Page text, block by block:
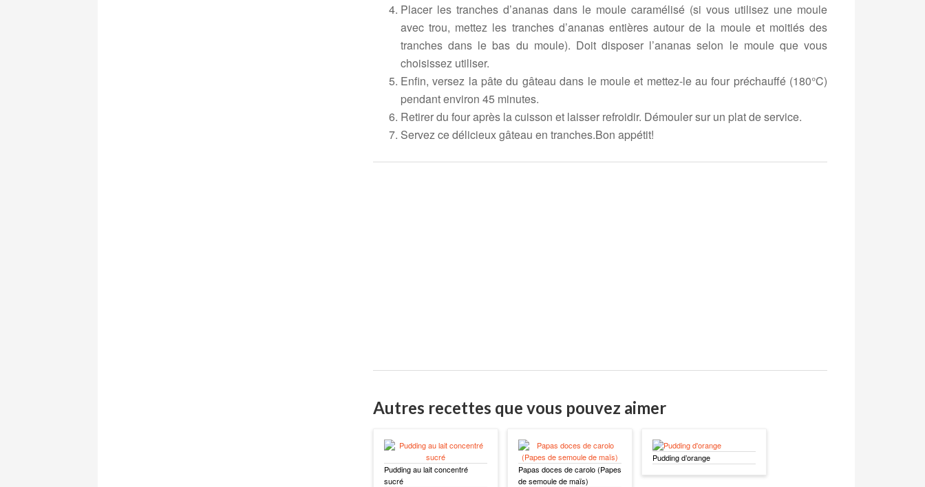
Placer les tranches d’ananas dans le moule caramélisé (si vous utilisez une moule
avec trou, mettez les tranches d’ananas entières autour de la moule et moitiés des
tranches dans le bas du moule). Doit disposer l’ananas selon le moule que vous
choisissez utiliser.
Enfin, versez la pâte du gâteau dans le moule et mettez-le au four préchauffé (180°C)
pendant environ 45 minutes.
Retirer du four après la cuisson et laisser refroidir. Démouler sur un plat de service.
Servez ce délicieux gâteau en tranches.Bon appétit!
Autres recettes que vous pouvez aimer
Pudding au lait concentré
sucré
Papas doces de carolo (Papes
de semoule de maïs)
Pudding d’orange